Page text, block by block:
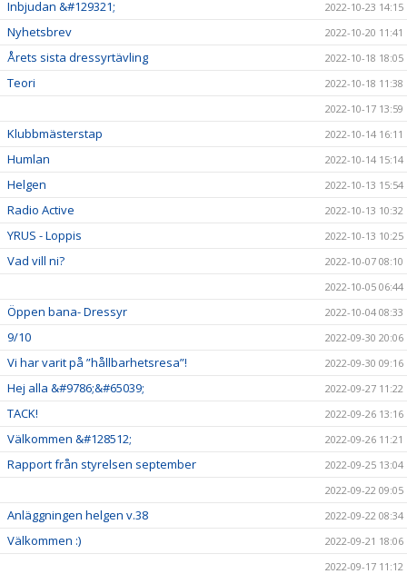
Inbjudan &#129321; 2022-10-23 14:15
Nyhetsbrev 2022-10-20 11:41
Årets sista dressyrtävling 2022-10-18 18:05
Teori
2022-10-18 11:38
2022-10-17 13:59
Klubbmästerstap 2022-10-14 16:11
Humlan 2022-10-14 15:14
Helgen 2022-10-13 15:54
Radio Active 2022-10-13 10:32
YRUS - Loppis 2022-10-13 10:25
Vad vill ni?
2022-10-07 08:10
2022-10-05 06:44
Öppen bana- Dressyr 2022-10-04 08:33
9/10 2022-09-30 20:06
Vi har varit på ”hållbarhetsresa”! 2022-09-30 09:16
Hej alla &#9786;&#65039; 2022-09-27 11:22
TACK! 2022-09-26 13:16
Välkommen &#128512; 2022-09-26 11:21
Rapport från styrelsen september
2022-09-25 13:04
2022-09-22 09:05
Anläggningen helgen v.38 2022-09-22 08:34
Välkommen :)
2022-09-21 18:06
2022-09-17 11:12